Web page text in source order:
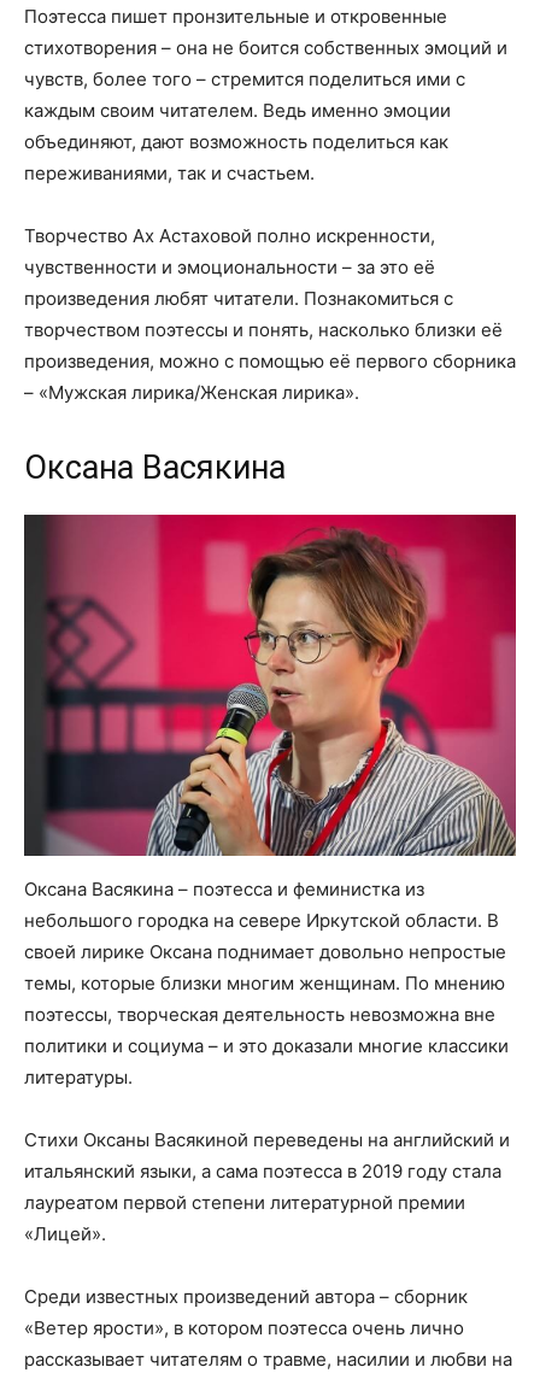
Поэтесса пишет пронзительные и откровенные
стихотворения – она не боится собственных эмоций и
чувств, более того – стремится поделиться ими с
каждым своим читателем. Ведь именно эмоции
объединяют, дают возможность поделиться как
переживаниями, так и счастьем.
Творчество Ах Астаховой полно искренности,
чувственности и эмоциональности – за это её
произведения любят читатели. Познакомиться с
творчеством поэтессы и понять, насколько близки её
произведения, можно с помощью её первого сборника
– «Мужская лирика/Женская лирика».
Оксана Васякина
Оксана Васякина – поэтесса и феминистка из
небольшого городка на севере Иркутской области. В
своей лирике Оксана поднимает довольно непростые
темы, которые близки многим женщинам. По мнению
поэтессы, творческая деятельность невозможна вне
политики и социума – и это доказали многие классики
литературы.
Стихи Оксаны Васякиной переведены на английский и
итальянский языки, а сама поэтесса в 2019 году стала
лауреатом первой степени литературной премии
«Лицей».
Среди известных произведений автора – сборник
«Ветер ярости», в котором поэтесса очень лично
рассказывает читателям о травме, насилии и любви на